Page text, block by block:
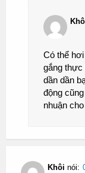
Có thể
gắng thực
dần dần
động
nhuận
Khôi nói: